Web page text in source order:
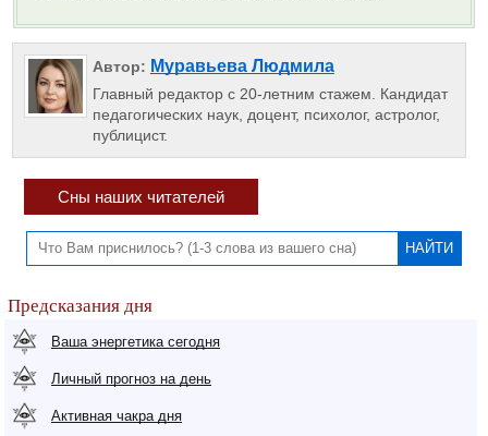
Автор: Муравьева Людмила
Главный редактор с 20-летним стажем. Кандидат
педагогических наук, доцент, психолог, астролог,
публицист.
Сны наших читателей
Предсказания дня
Ваша энергетика сегодня
Личный прогноз на день
Активная чакра дня